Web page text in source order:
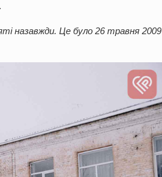
назавжди. Це було 26 травня 2009